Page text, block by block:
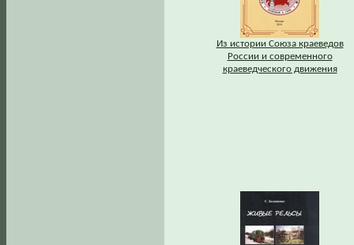
Из истории Союза краеведов
России и современного
краеведческого движения